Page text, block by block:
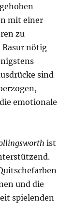
mit einer
zu
Rasur nötig
sind
emotionale
ist
und die
spielenden